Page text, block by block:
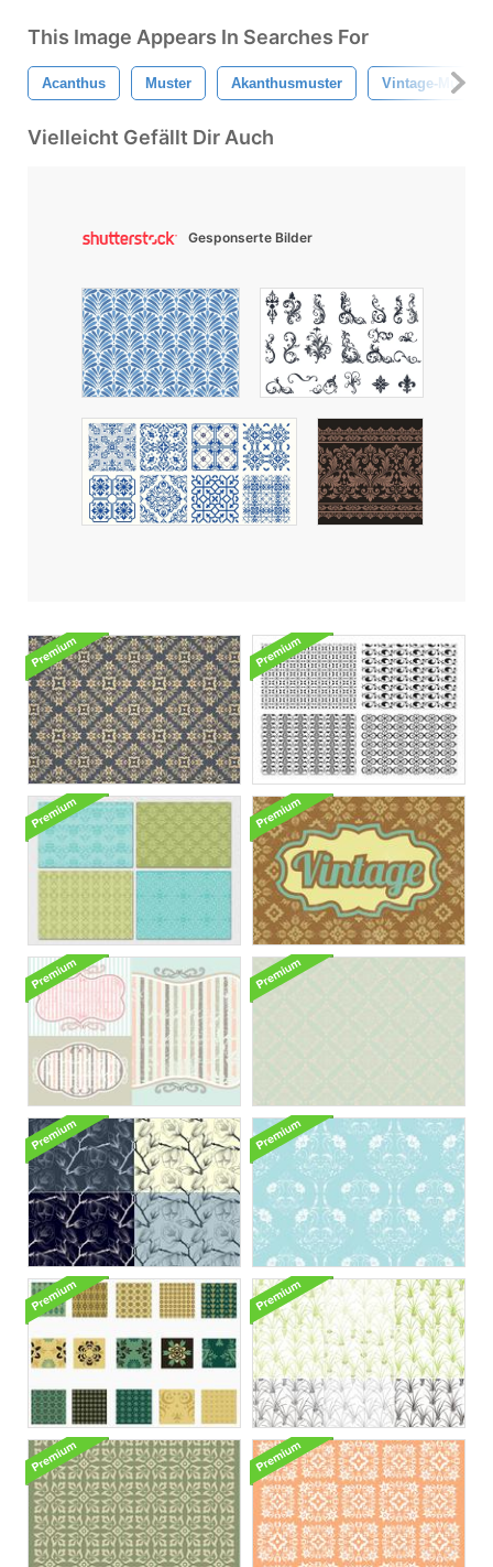
This Image Appears In Searches For
Acanthus Muster Akanthusmuster Vintage-Muster
Vielleicht Gefällt Dir Auch
Gesponserte Bilder